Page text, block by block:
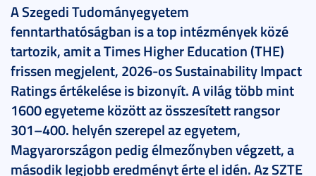
A Szegedi Tudományegyetem
fenntarthatóságban is a top intézmények közé
tartozik, amit a Times Higher Education (THE)
frissen megjelent, 2026-os Sustainability Impact
Ratings értékelése is bizonyít. A világ több mint
1600 egyeteme között az összesített rangsor
301–400. helyén szerepel az egyetem,
Magyarországon pedig élmezőnyben végzett, a
második legjobb eredményt érte el idén. Az SZTE